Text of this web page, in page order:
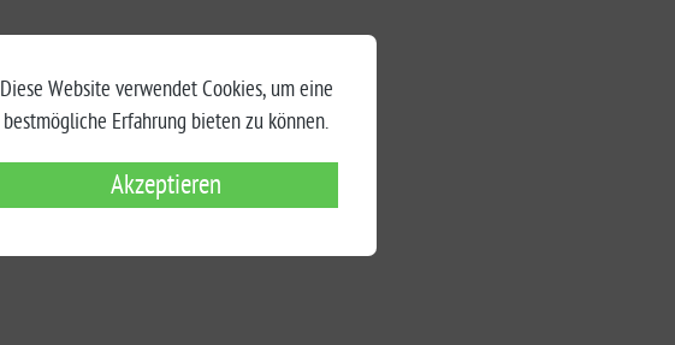
Diese Website verwendet Cookies, um eine
bestmögliche Erfahrung bieten zu können.
Akzeptieren